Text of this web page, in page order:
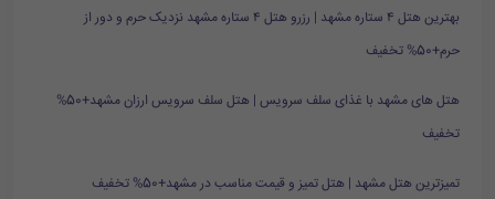
بهترین هتل ۴ ستاره مشهد | رزرو هتل ۴ ستاره مشهد نزدیک حرم و دور از
حرم+50% تخفیف
هتل های مشهد با غذای سلف سرویس | هتل سلف سرویس ارزان مشهد+50%
تخفیف
تمیزترین هتل مشهد | هتل تمیز و قیمت مناسب در مشهد+50% تخفیف